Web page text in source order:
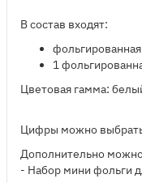
В состав входят:
1
Цветовая гамма:
Цифры можно
Дополнительно
- Набор мини фольги